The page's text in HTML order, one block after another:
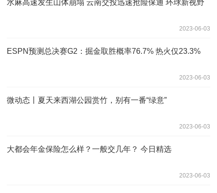
水麻高速发生山体崩塌 云南交投迅速抢险保通 环球新视野
2023-06-03
ESPN预测总决赛G2：掘金取胜概率76.7% 热火仅23.3%
2023-06-03
微动态丨夏天来西湖公园赏竹，别有一番“绿意”
2023-06-03
大都会年金保险怎么样？一般交几年？ 今日精选
2023-06-03